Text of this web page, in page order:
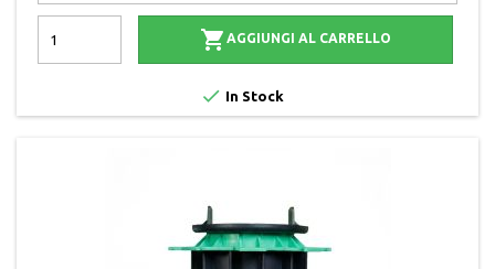
 AGGIUNGI AL CARRELLO
 In Stock